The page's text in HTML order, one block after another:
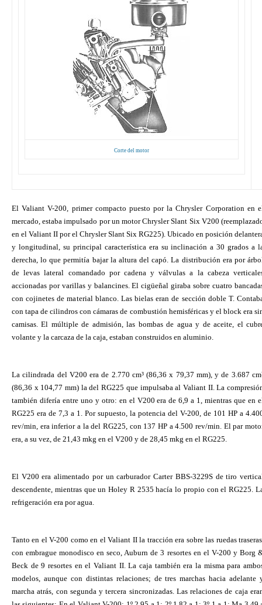
Corte del motor
El Valiant V-200, primer compacto puesto por la Chrysler Corporation en
mercado, estaba impulsado por un motor Chrysler Slant Six V200
en el Valiant II por el Chrysler Slant Six RG225). Ubicado en posición
y longitudinal, su principal característica era su inclinación a 30 grados a
derecha, lo que permitía bajar la altura del capó. La distribución era por
de levas lateral comandado por cadena y válvulas a la cabeza
accionadas por varillas y balancines. El cigüeñal giraba sobre cuatro
con cojinetes de material blanco. Las bielas eran de sección doble T.
con tapa de cilindros con cámaras de combustión hemisféricas y el block era
camisas. El múltiple de admisión, las bombas de agua y de aceite, el
volante y la carcaza de la caja, estaban construidos en aluminio.
La cilindrada del V200 era de 2.770 cm³ (86,36 x 79,37 mm), y de 3.687
(86,36 x 104,77 mm) la del RG225 que impulsaba al Valiant II. La
también difería entre uno y otro: en el V200 era de 6,9 a 1, mientras que en
RG225 era de 7,3 a 1. Por supuesto, la potencia del V-200, de 101 HP a
rev/min, era inferior a la del RG225, con 137 HP a 4.500 rev/min. El par
era, a su vez, de 21,43 mkg en el V200 y de 28,45 mkg en el RG225.
El V200 era alimentado por un carburador Carter BBS-3229S de tiro
descendente, mientras que un Holey R 2535 hacía lo propio con el RG225.
refrigeración era por agua.
Tanto en el V-200 como en el Valiant II la tracción era sobre las ruedas
con embrague monodisco en seco, Auburn de 3 resortes en el V-200 y Borg
Beck de 9 resortes en el Valiant II. La caja también era la misma para
modelos, aunque con distintas relaciones; de tres marchas hacia adelante
marcha atrás, con segunda y tercera sincronizadas. Las relaciones de caja